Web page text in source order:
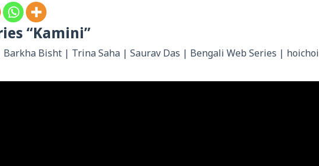
“Kamini”
Bisht | Trina Saha | Saurav Das | Bengali Web Series | hoichoi